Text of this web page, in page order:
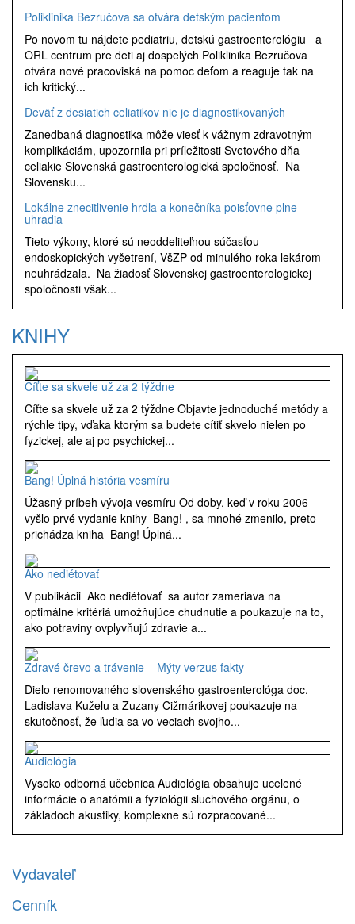
Poliklinika Bezručova sa otvára detským pacientom
Po novom tu nájdete pediatriu, detskú gastroenterológiu a
ORL centrum pre deti aj dospelých Poliklinika Bezručova
otvára nové pracoviská na pomoc deťom a reaguje tak na
ich kritický...
Deväť z desiatich celiatikov nie je diagnostikovaných
Zanedbaná diagnostika môže viesť k vážnym zdravotným
komplikáciám, upozornila pri príležitosti Svetového dňa
celiakie Slovenská gastroenterologická spoločnosť. Na
Slovensku...
Lokálne znecitlivenie hrdla a konečníka poisťovne plne
uhradia
Tieto výkony, ktoré sú neoddeliteľnou súčasťou
endoskopických vyšetrení, VšZP od minulého roka lekárom
neuhrádzala. Na žiadosť Slovenskej gastroenterologickej
spoločnosti však...
KNIHY
Cíťte sa skvele už za 2 týždne
Cíťte sa skvele už za 2 týždne Objavte jednoduché metódy a
rýchle tipy, vďaka ktorým sa budete cítiť skvelo nielen po
fyzickej, ale aj po psychickej...
Bang! Úplná história vesmíru
Úžasný príbeh vývoja vesmíru Od doby, keď v roku 2006
vyšlo prvé vydanie knihy Bang! , sa mnohé zmenilo, preto
prichádza kniha Bang! Úplná...
Ako nediétovať
V publikácii Ako nediétovať sa autor zameriava na
optimálne kritériá umožňujúce chudnutie a poukazuje na to,
ako potraviny ovplyvňujú zdravie a...
Zdravé črevo a trávenie – Mýty verzus fakty
Dielo renomovaného slovenského gastroenterológa doc.
Ladislava Kuželu a Zuzany Čižmárikovej poukazuje na
skutočnosť, že ľudia sa vo veciach svojho...
Audiológia
Vysoko odborná učebnica Audiológia obsahuje ucelené
informácie o anatómii a fyziológii sluchového orgánu, o
základoch akustiky, komplexne sú rozpracované...
Vydavateľ
Cenník